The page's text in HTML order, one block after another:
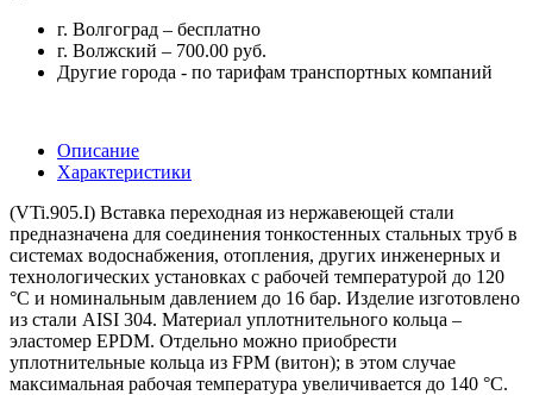
г. Волгоград – бесплатно
г. Волжский – 700.00 руб.
Другие города - по тарифам транспортных компаний
Описание
Характеристики
(VTi.905.I) Вставка переходная из нержавеющей стали
предназначена для соединения тонкостенных стальных труб в
системах водоснабжения, отопления, других инженерных и
технологических установках с рабочей температурой до 120
°С и номинальным давлением до 16 бар. Изделие изготовлено
из стали AISI 304. Материал уплотнительного кольца –
эластомер EPDM. Отдельно можно приобрести
уплотнительные кольца из FPM (витон); в этом случае
максимальная рабочая температура увеличивается до 140 °С.